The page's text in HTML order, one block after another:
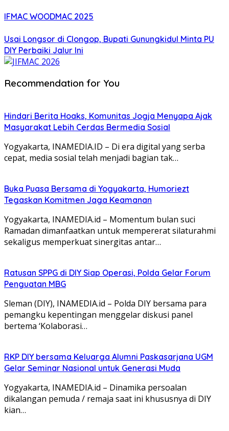
IFMAC WOODMAC 2025
Usai Longsor di Clongop, Bupati Gunungkidul Minta PU
DIY Perbaiki Jalur Ini
Recommendation for You
Hindari Berita Hoaks, Komunitas Jogja Menyapa Ajak
Masyarakat Lebih Cerdas Bermedia Sosial
Yogyakarta, INAMEDIA.ID – Di era digital yang serba
cepat, media sosial telah menjadi bagian tak…
Buka Puasa Bersama di Yogyakarta, Humoriezt
Tegaskan Komitmen Jaga Keamanan
Yogyakarta, INAMEDIA.id – Momentum bulan suci
Ramadan dimanfaatkan untuk mempererat silaturahmi
sekaligus memperkuat sinergitas antar…
Ratusan SPPG di DIY Siap Operasi, Polda Gelar Forum
Penguatan MBG
Sleman (DIY), INAMEDIA.id – Polda DIY bersama para
pemangku kepentingan menggelar diskusi panel
bertema ‘Kolaborasi…
RKP DIY bersama Keluarga Alumni Paskasarjana UGM
Gelar Seminar Nasional untuk Generasi Muda
Yogyakarta, INAMEDIA.id – Dinamika persoalan
dikalangan pemuda / remaja saat ini khususnya di DIY
kian…